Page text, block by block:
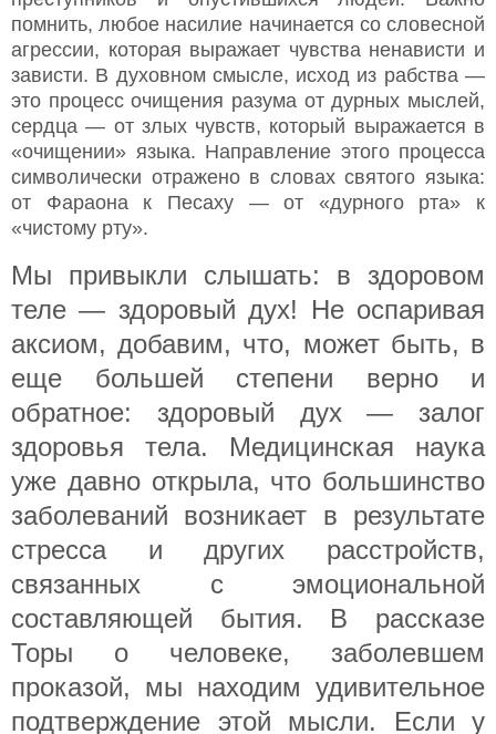
помнить, любое насилие начинается со словесной
агрессии, которая выражает чувства ненависти и
зависти. В духовном смысле, исход из рабства —
это процесс очищения разума от дурных мыслей,
сердца — от злых чувств, который выражается в
«очищении» языка. Направление этого процесса
символически отражено в словах святого языка:
от Фараона к Песаху — от «дурного рта» к
«чистому рту».
Мы привыкли слышать: в здоровом
теле — здоровый дух! Не оспаривая
аксиом, добавим, что, может быть, в
еще большей степени верно и
обратное: здоровый дух — залог
здоровья тела. Медицинская наука
уже давно открыла, что большинство
заболеваний возникает в результате
стресса и других расстройств,
связанных с эмоциональной
составляющей бытия. В рассказе
Торы о человеке, заболевшем
проказой, мы находим удивительное
подтверждение этой мысли. Если у